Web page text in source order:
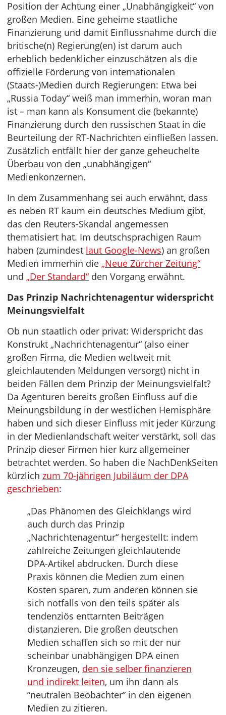
Position der Achtung einer „Unabhängigkeit“ von
großen Medien. Eine geheime staatliche
Finanzierung und damit Einflussnahme durch die
britische(n) Regierung(en) ist darum auch
erheblich bedenklicher einzuschätzen als die
offizielle Förderung von internationalen
(Staats-)Medien durch Regierungen: Etwa bei
„Russia Today“ weiß man immerhin, woran man
ist – man kann als Konsument die (bekannte)
Finanzierung durch den russischen Staat in die
Beurteilung der RT-Nachrichten einfließen lassen.
Zusätzlich entfällt hier der ganze geheuchelte
Überbau von den „unabhängigen“
Medienkonzernen.
In dem Zusammenhang sei auch erwähnt, dass
es neben RT kaum ein deutsches Medium gibt,
das den Reuters-Skandal angemessen
thematisiert hat. Im deutschsprachigen Raum
haben (zumindest laut Google-News) an großen
Medien immerhin die „Neue Zürcher Zeitung“
und „Der Standard“ den Vorgang erwähnt.
Das Prinzip Nachrichtenagentur widerspricht
Meinungsvielfalt
Ob nun staatlich oder privat: Widerspricht das
Konstrukt „Nachrichtenagentur“ (also einer
großen Firma, die Medien weltweit mit
gleichlautenden Meldungen versorgt) nicht in
beiden Fällen dem Prinzip der Meinungsvielfalt?
Da Agenturen bereits großen Einfluss auf die
Meinungsbildung in der westlichen Hemisphäre
haben und sich dieser Einfluss mit jeder Kürzung
in der Medienlandschaft weiter verstärkt, soll das
Prinzip dieser Firmen hier kurz allgemeiner
betrachtet werden. So haben die NachDenkSeiten
kürzlich zum 70-jährigen Jubiläum der DPA
geschrieben:
„Das Phänomen des Gleichklangs wird
auch durch das Prinzip
„Nachrichtenagentur“ hergestellt: indem
zahlreiche Zeitungen gleichlautende
DPA-Artikel abdrucken. Durch diese
Praxis können die Medien zum einen
Kosten sparen, zum anderen können sie
sich notfalls von den teils später als
tendenziös enttarnten Beiträgen
distanzieren. Die großen deutschen
Medien schaffen sich so mit der nur
scheinbar unabhängigen DPA einen
Kronzeugen, den sie selber finanzieren
und indirekt leiten, um ihn dann als
“neutralen Beobachter” in den eigenen
Medien zu zitieren.